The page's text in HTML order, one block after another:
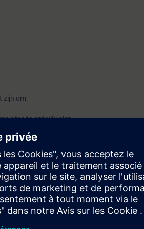
zijn om:
te ontwikkelen.
en te implementeren.
om deze training te kunnen volgen
is